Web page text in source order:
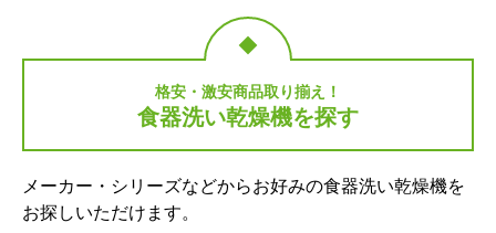
格安・激安商品取り揃え！
食器洗い乾燥機を探す
メーカー・シリーズなどからお好みの食器洗い乾燥機を
お探しいただけます。